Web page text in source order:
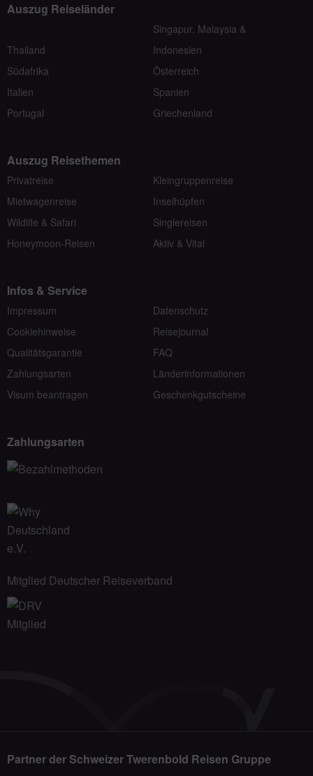
Auszug Reiseländer
Thailand
Singapur, Malaysia &
Indonesien
Südafrika
Österreich
Italien
Spanien
Portugal
Griechenland
Auszug Reisethemen
Privatreise
Kleingruppenreise
Mietwagenreise
Inselhüpfen
Wildlife & Safari
Singlereisen
Honeymoon-Reisen
Aktiv & Vital
Infos & Service
Impressum
Datenschutz
Cookiehinweise
Reisejournal
Qualitätsgarantie
FAQ
Zahlungsarten
Länderinformationen
Visum beantragen
Geschenkgutscheine
Zahlungsarten
Mitglied Deutscher Reiseverband
Partner der Schweizer Twerenbold Reisen Gruppe